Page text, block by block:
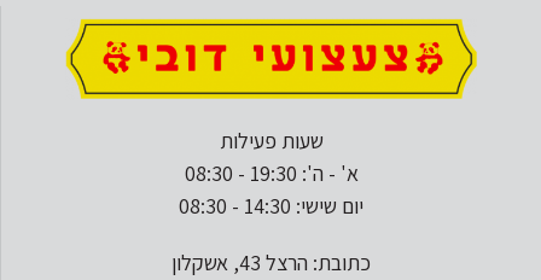
שעות פעילות
א' - ה': 19:30 - 08:30
יום שישי: 14:30 - 08:30
כתובת: הרצל 43, אשקלון